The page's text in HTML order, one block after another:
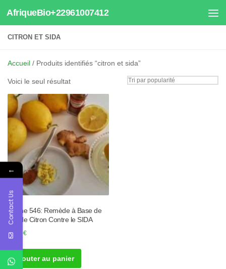
Au dessous du contenu
AfriqueBio+22961007412
CITRON ET SIDA
Accueil / Produits identifiés “citron et sida”
Voici le seul résultat
Tisane 546: Remède à Base de
Jus de Citron Contre le SIDA
40.00€
Ajouter au panier
←
Contact Us